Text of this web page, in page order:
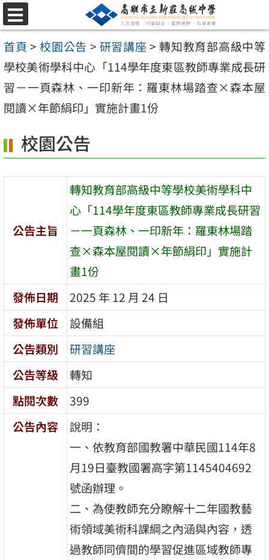
跳
至
主
要
內
容
選
單
首頁 > 校園公告 > 研習講座 > 轉知教育部高級中等
學校美術學科中心「114學年度東區教師專業成長研
習－一頁森林、一印新年：羅東林場踏查×森本屋
閱讀×年節絹印」實施計畫1份
校園公告
公告主旨
轉知教育部高級中等學校美術學科中
心「114學年度東區教師專業成長研習
－一頁森林、一印新年：羅東林場踏
查×森本屋閱讀×年節絹印」實施計
畫1份
發佈日期
2025 年 12 月 24 日
發佈單位
設備組
公告類別
研習講座
公告等級
轉知
點閱次數
399
公告內容
說明：
一、依教育部國教署中華民國114年8
月19日臺教國署高字第1145404692
號函辦理。
二、為使教師充分瞭解十二年國教藝
術領域美術科課綱之內涵與內容，透
過教師同儕間的學習促進區域教師專